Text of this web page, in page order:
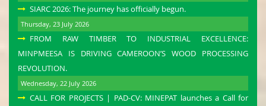
SIARC 2026: The journey has officially begun.
Thursday, 23 July 2026
FROM RAW TIMBER TO INDUSTRIAL EXCELLENCE:
MINPMEESA IS DRIVING CAMEROON’S WOOD PROCESSING
REVOLUTION.
Wednesday, 22 July 2026
CALL FOR PROJECTS | PAD-CV: MINEPAT launches a Call for